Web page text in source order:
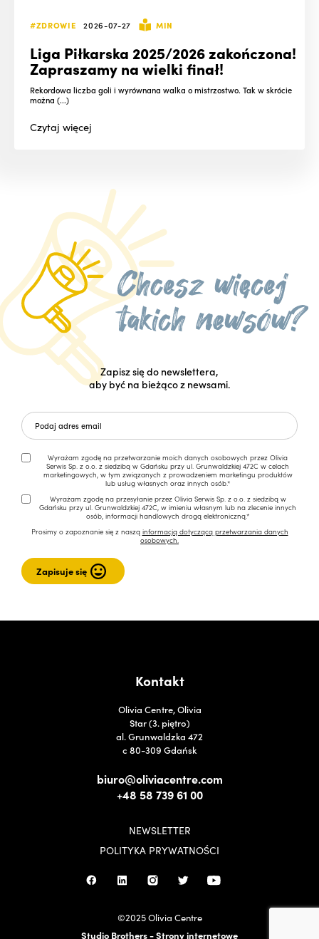
#ZDROWIE 2026-07-27 MIN
Liga Piłkarska 2025/2026 zakończona!
Zapraszamy na wielki finał!
Rekordowa liczba goli i wyrównana walka o mistrzostwo. Tak w skrócie
można (...)
Czytajwięcej
Zapisz się do newslettera,
aby być na bieżąco z newsami.
Wyrażam zgodę na przetwarzanie moich danych osobowych przez Olivia
Serwis Sp. z o.o. z siedzibą w Gdańsku przy ul. Grunwaldzkiej 472C w celach
marketingowych, w tym związanych z prowadzeniem marketingu produktów
lub usług własnych oraz innych osób.*
Wyrażam zgodę na przesyłanie przez Olivia Serwis Sp. z o.o. z siedzibą w
Gdańsku przy ul. Grunwaldzkiej 472C, w imieniu własnym lub na zlecenie innych
osób, informacji handlowych drogą elektroniczną.*
Prosimy o zapoznanie się z naszą informacją dotyczącą przetwarzania danych
osobowych.
Kontakt
Olivia Centre, Olivia
Star (3. piętro)
al. Grunwaldzka 472
c 80-309 Gdańsk
biuro@oliviacentre.com
+48 58 739 61 00
NEWSLETTER
POLITYKA PRYWATNOŚCI
©2025 Olivia Centre
Studio Brothers - Strony internetowe